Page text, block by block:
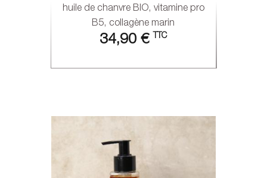
huile de chanvre BIO, vitamine pro
B5, collagène marin
34,90 € TTC